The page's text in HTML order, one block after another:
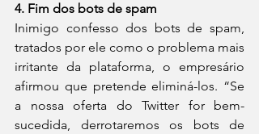
4. Fim dos bots de spam
Inimigo confesso dos bots de spam,
tratados por ele como o problema mais
irritante da plataforma, o empresário
afirmou que pretende eliminá-los. “Se
a nossa oferta do Twitter for bem-
sucedida, derrotaremos os bots de